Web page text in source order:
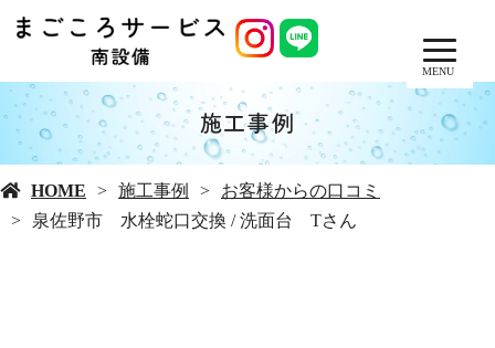
MENU
施工事例
HOME 施工事例
お客様からの口コミ
泉佐野市 水栓蛇口交換 / 洗面台 Tさん